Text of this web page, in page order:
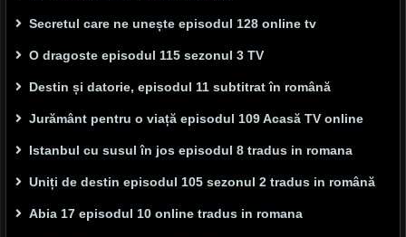
Secretul care ne unește episodul 128 online tv
O dragoste episodul 115 sezonul 3 TV
Destin și datorie, episodul 11 subtitrat în română
Jurământ pentru o viață episodul 109 Acasă TV online
Istanbul cu susul în jos episodul 8 tradus in romana
Uniți de destin episodul 105 sezonul 2 tradus in română
Abia 17 episodul 10 online tradus in romana